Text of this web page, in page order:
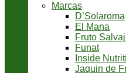
Marcas
D’Solaroma
El Mana
Fruto
Funat
Inside
Jaquin de